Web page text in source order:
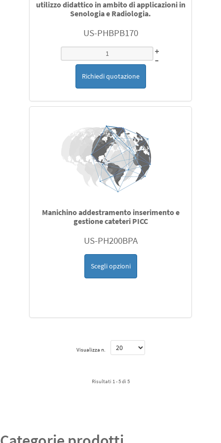
utilizzo didattico in ambito di applicazioni in
Senologia e Radiologia.
US-PHBPB170
+
–
Richiedi quotazione
Manichino addestramento inserimento e
gestione cateteri PICC
US-PH200BPA
Scegli opzioni
Visualizza n.
Risultati 1 - 5 di 5